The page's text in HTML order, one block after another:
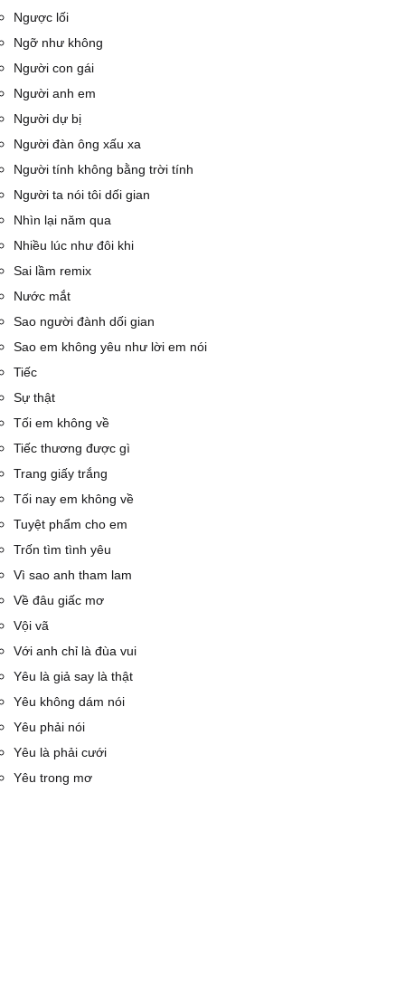
Ngược lối
Ngỡ như không
Người con gái
Người anh em
Người dự bị
Người đàn ông xấu xa
Người tính không bằng trời tính
Người ta nói tôi dối gian
Nhìn lại năm qua
Nhiều lúc như đôi khi
Sai lầm remix
Nước mắt
Sao người đành dối gian
Sao em không yêu như lời em nói
Tiếc
Sự thật
Tối em không về
Tiếc thương được gì
Trang giấy trắng
Tối nay em không về
Tuyệt phẩm cho em
Trốn tìm tình yêu
Vì sao anh tham lam
Về đâu giấc mơ
Vội vã
Với anh chỉ là đùa vui
Yêu là giả say là thật
Yêu không dám nói
Yêu phải nói
Yêu là phải cưới
Yêu trong mơ